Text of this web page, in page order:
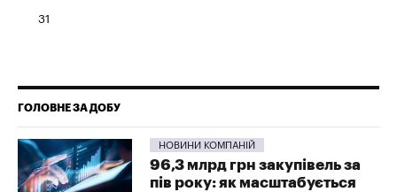
31
ГОЛОВНЕ ЗА ДОБУ
НОВИНИ КОМПАНІЙ
96,3 млрд грн закупівель за
пів року: як масштабується